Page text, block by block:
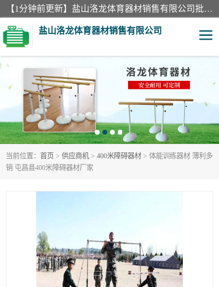
【1分钟前更新】盐山洛龙体育器材销售有限公司批量供应：300米障碍器材、400米障碍器材、部队训练器材、双杠、体操垫、舞蹈把杆等产品。盐山洛龙体育器材销售有限公司经过多年的发展，集研发，生产，销售，售后服务为一体. 奉行“质量，信誉，服务”的宗旨，以开拓创新的精神和真诚守信的态度积极进取。
盐山洛龙体育器材销售有限公司
当前位置： 首页 > 供应商机 > 400米障碍器材 > 体能训练器材 薄利多
销 屯昌县400米障碍器材厂家
单双杠 舞蹈把杆
400米障碍器材 体操垫
300米障碍器材 攀爬架
塑胶跑道 400米障碍器材1